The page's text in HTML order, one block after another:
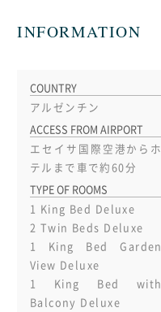
INFORMATION
COUNTRY
アルゼンチン
ACCESS FROM AIRPORT
エセイサ国際空港からホ
テルまで車で約60分
TYPE OF ROOMS
1 King Bed Deluxe
2 Twin Beds Deluxe
1 King Bed Garden
View Deluxe
1 King Bed with
Balcony Deluxe